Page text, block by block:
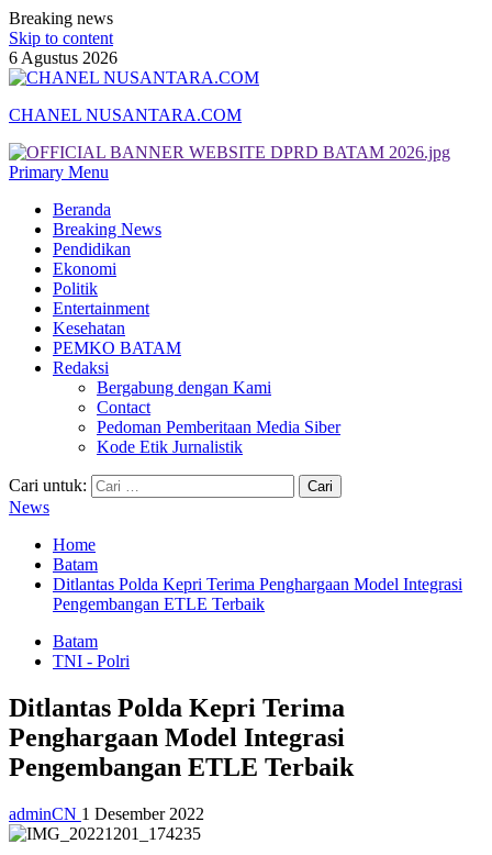
Breaking news
Skip to content
6 Agustus 2026
CHANEL NUSANTARA.COM
Primary Menu
Beranda
Breaking News
Pendidikan
Ekonomi
Politik
Entertainment
Kesehatan
PEMKO BATAM
Redaksi
Bergabung dengan Kami
Contact
Pedoman Pemberitaan Media Siber
Kode Etik Jurnalistik
Cari untuk:
News
Home
Batam
Ditlantas Polda Kepri Terima Penghargaan Model Integrasi
Pengembangan ETLE Terbaik
Batam
TNI - Polri
Ditlantas Polda Kepri Terima
Penghargaan Model Integrasi
Pengembangan ETLE Terbaik
adminCN 1 Desember 2022